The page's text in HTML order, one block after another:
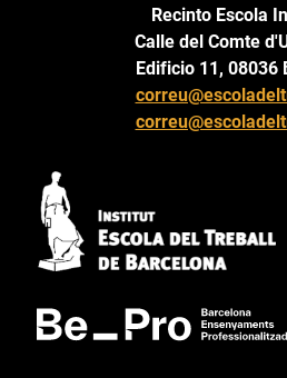
Recinto Escola
Calle del Comte
Edificio 11, 08036